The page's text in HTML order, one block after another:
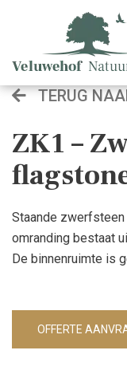
TERUG
ZK1 –
Staande
omranding bestaat
De binnenruimte is
OFFERTE